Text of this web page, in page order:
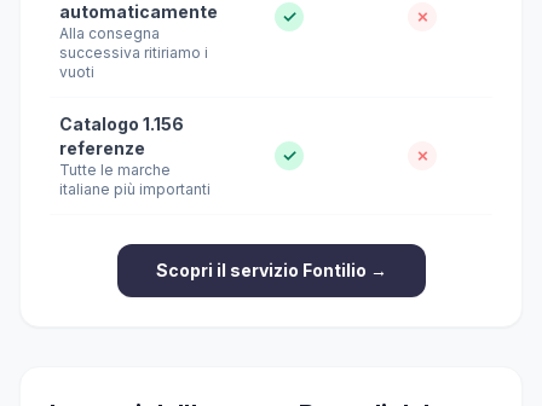
automaticamente
Alla consegna
successiva ritiriamo i
vuoti
✓ ✗
Catalogo 1.156
referenze
Tutte le marche
italiane più importanti
✓ ✗
Scopri il servizio Fontilio →